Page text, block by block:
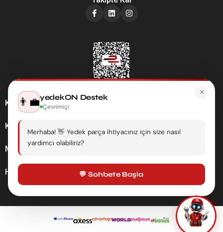
Kategoriler
Kurumsal
Müşteri Hizmetleri
Hesabım
×
👨‍💼yedekON Destek
Çevrimiçi
Merhaba! 👋 Yedek parça ihtiyacınız için size nasıl
yardımcı olabiliriz?
💬 Sohbete Başla